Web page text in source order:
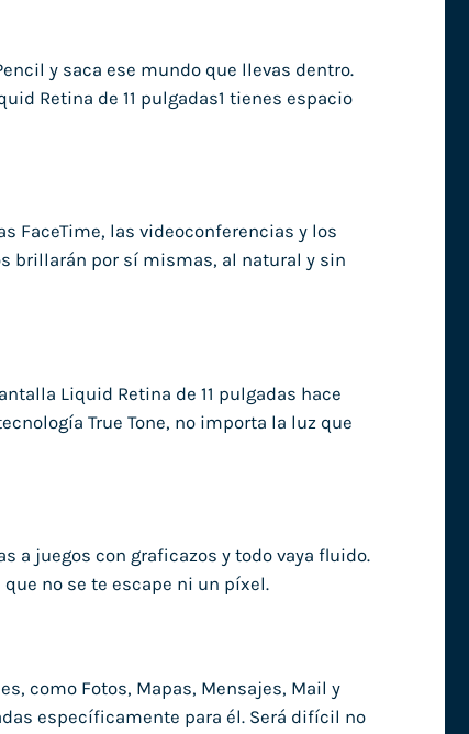
y saca ese mundo que llevas dentro.
Retina de 11 pulgadas1 tienes espacio
FaceTime, las videoconferencias y los
brillarán por sí mismas, al natural y sin
Liquid Retina de 11 pulgadas hace
True Tone, no importa la luz que
a juegos con graficazos y todo vaya fluido.
no se te escape ni un píxel.
como Fotos, Mapas, Mensajes, Mail y
específicamente para él. Será difícil no